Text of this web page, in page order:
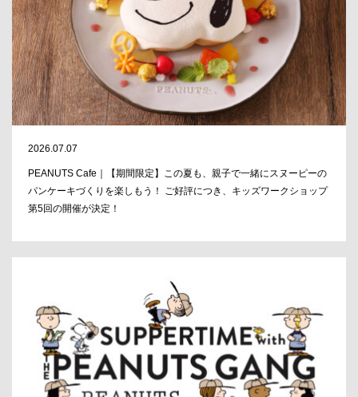
2026.07.07
PEANUTS Cafe｜【期間限定】この夏も、親子で一緒にスヌーピーの
パンケーキづくりを楽しもう！ ご好評につき、キッズワークショップ
第5回の開催が決定！